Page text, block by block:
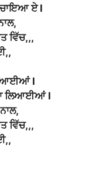
ਏ l
ਵਿੱਚ,,,
ਆਈਆਂ l
ਲਿਆਈਆਂ l
ਵਿੱਚ,,,